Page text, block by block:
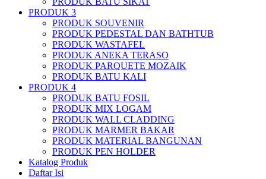
PRODUK 3
PRODUK SOUVENIR
PRODUK PEDESTAL DAN BATHTUB
PRODUK WASTAFEL
PRODUK ANEKA TERASO
PRODUK PARQUETE MOZAIK
PRODUK BATU KALI
PRODUK 4
PRODUK BATU FOSIL
PRODUK MIX LOGAM
PRODUK WALL CLADDING
PRODUK MARMER BAKAR
PRODUK MATERIAL BANGUNAN
PRODUK PEN HOLDER
Katalog Produk
Daftar Isi